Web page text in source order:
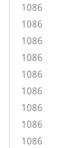
1086
1086
1086
1086
1086
1086
1086
1086
1086